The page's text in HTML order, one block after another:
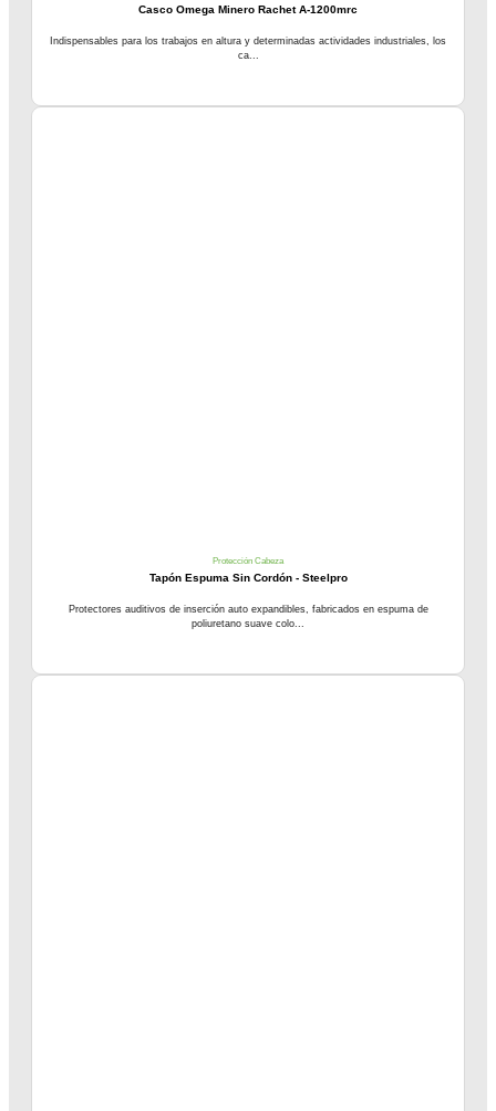
Casco Omega Minero Rachet A-1200mrc
Indispensables para los trabajos en altura y determinadas actividades industriales, los
ca...
Protección Cabeza
Tapón Espuma Sin Cordón - Steelpro
Protectores auditivos de inserción auto expandibles, fabricados en espuma de
poliuretano suave colo...